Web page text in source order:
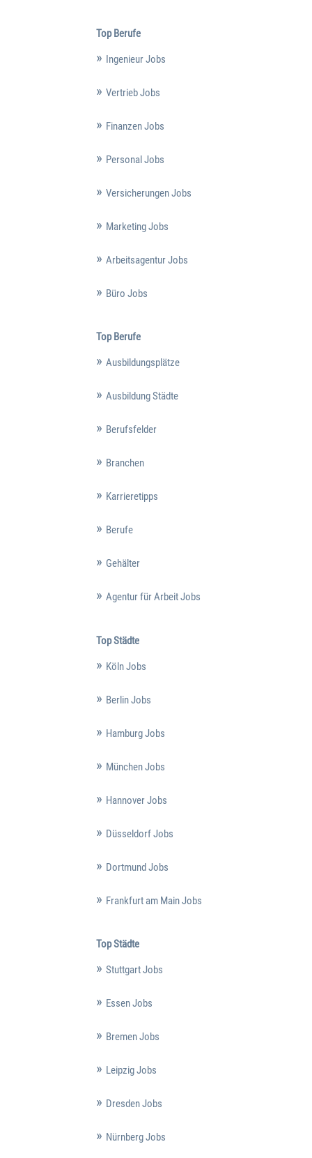
Top Berufe
Ingenieur Jobs
Vertrieb Jobs
Finanzen Jobs
Personal Jobs
Versicherungen Jobs
Marketing Jobs
Arbeitsagentur Jobs
Büro Jobs
Top Berufe
Ausbildungsplätze
Ausbildung Städte
Berufsfelder
Branchen
Karrieretipps
Berufe
Gehälter
Agentur für Arbeit Jobs
Top Städte
Köln Jobs
Berlin Jobs
Hamburg Jobs
München Jobs
Hannover Jobs
Düsseldorf Jobs
Dortmund Jobs
Frankfurt am Main Jobs
Top Städte
Stuttgart Jobs
Essen Jobs
Bremen Jobs
Leipzig Jobs
Dresden Jobs
Nürnberg Jobs